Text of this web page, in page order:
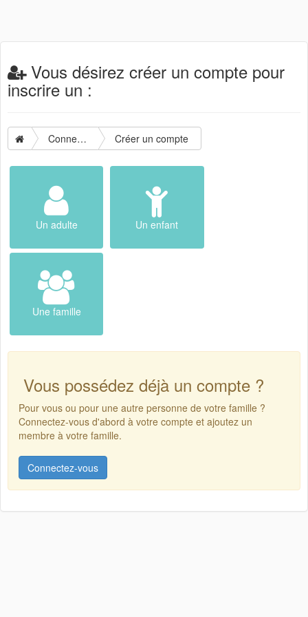
Vous désirez créer un compte pour
inscrire un :
Connexion Créer un compte
Un adulte Un enfant
Une famille
Vous possédez déjà un compte ?
Pour vous ou pour une autre personne de votre famille ?
Connectez-vous d'abord à votre compte et ajoutez un
membre à votre famille.
Connectez-vous